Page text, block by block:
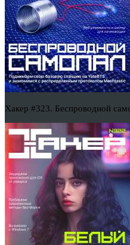
Хакер #323. Беспроводной